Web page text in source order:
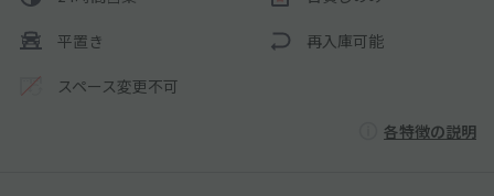
平置き 再入庫可能
スペース変更不可
各特徴の説明